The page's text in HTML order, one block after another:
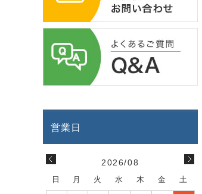
2026/08
日 月 火 水 木 金 土